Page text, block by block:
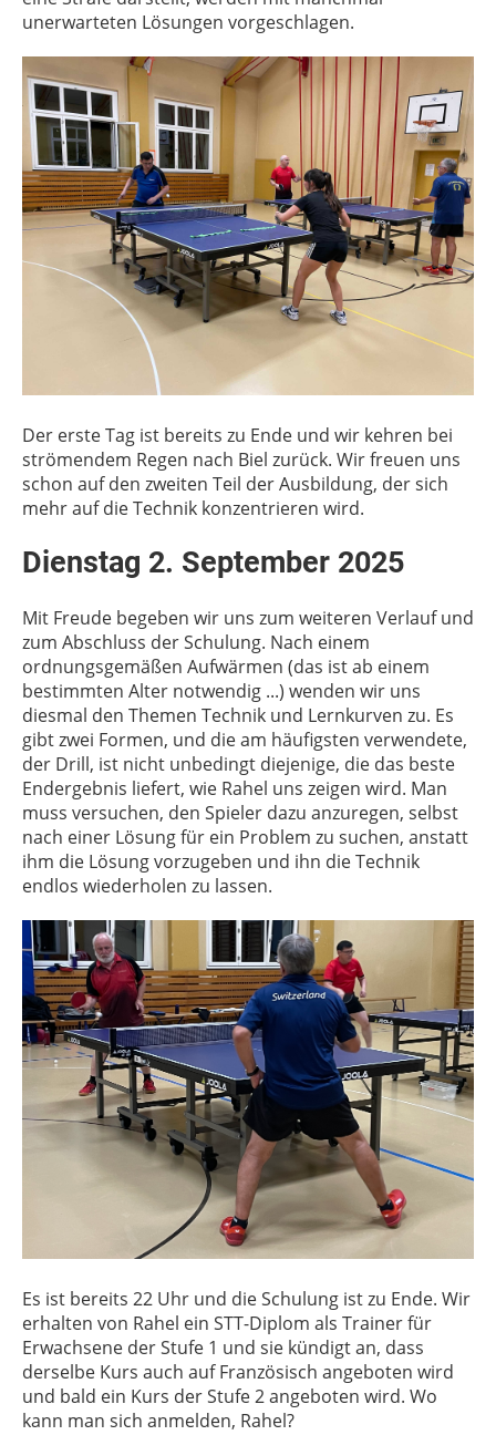
unerwarteten Lösungen vorgeschlagen.
Der erste Tag ist bereits zu Ende und wir kehren bei
strömendem Regen nach Biel zurück. Wir freuen uns
schon auf den zweiten Teil der Ausbildung, der sich
mehr auf die Technik konzentrieren wird.
Dienstag 2. September 2025
Mit Freude begeben wir uns zum weiteren Verlauf und
zum Abschluss der Schulung. Nach einem
ordnungsgemäßen Aufwärmen (das ist ab einem
bestimmten Alter notwendig ...) wenden wir uns
diesmal den Themen Technik und Lernkurven zu. Es
gibt zwei Formen, und die am häufigsten verwendete,
der Drill, ist nicht unbedingt diejenige, die das beste
Endergebnis liefert, wie Rahel uns zeigen wird. Man
muss versuchen, den Spieler dazu anzuregen, selbst
nach einer Lösung für ein Problem zu suchen, anstatt
ihm die Lösung vorzugeben und ihn die Technik
endlos wiederholen zu lassen.
Es ist bereits 22 Uhr und die Schulung ist zu Ende. Wir
erhalten von Rahel ein STT-Diplom als Trainer für
Erwachsene der Stufe 1 und sie kündigt an, dass
derselbe Kurs auch auf Französisch angeboten wird
und bald ein Kurs der Stufe 2 angeboten wird. Wo
kann man sich anmelden, Rahel?